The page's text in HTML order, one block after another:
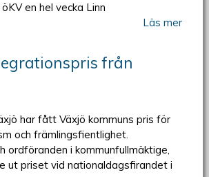
en hel vecka Linn
Läs mer
från
har fått Växjö kommuns pris för
och främlingsfientlighet.
ordföranden i kommunfullmäktige,
ut priset vid nationaldagsfirandet i